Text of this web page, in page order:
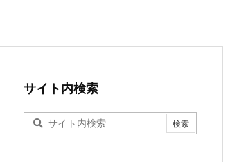
サイト内検索